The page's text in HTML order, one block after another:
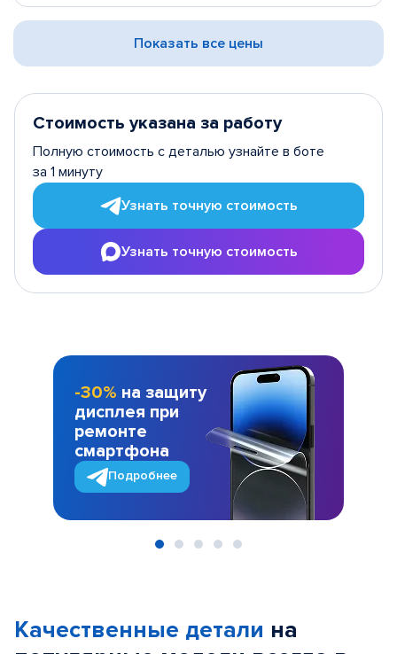
Показать все цены
Стоимость указана за работу
Полную стоимость с деталью узнайте в боте
за 1 минуту
Узнать точную стоимость
Узнать точную стоимость
-30% на защиту
дисплея при
ремонте
смартфона
Подробнее
Качественные детали на